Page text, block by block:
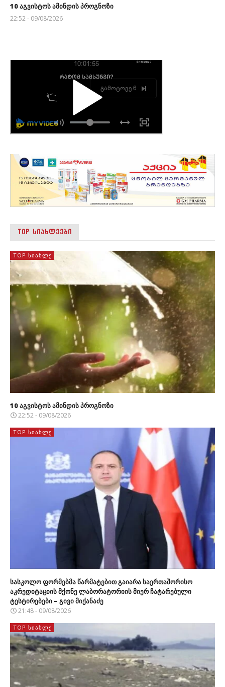
10 აგვისტოს ამინდის პროგნოზი
22:52 - 09/08/2026
TOP ᲡᲘᲐᲮᲚᲔᲔᲑᲘ
TOP ᲡᲘᲐᲮᲚᲔ
10 აგვისტოს ამინდის პროგნოზი
22:52 - 09/08/2026
TOP ᲡᲘᲐᲮᲚᲔ
სასკოლო ფორმებმა წარმატებით გაიარა საერთაშორისო
აკრედიტაციის მქონე ლაბორატორიის მიერ ჩატარებული
ტესტირებები – გივი მიქანაძე
21:48 - 09/08/2026
TOP ᲡᲘᲐᲮᲚᲔ